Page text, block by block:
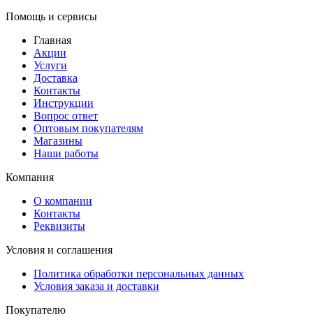
Помощь и сервисы
Главная
Акции
Услуги
Доставка
Контакты
Инструкции
Вопрос ответ
Оптовым покупателям
Магазины
Наши работы
Компания
О компании
Контакты
Реквизиты
Условия и соглашения
Политика обработки персональных данных
Условия заказа и доставки
Покупателю